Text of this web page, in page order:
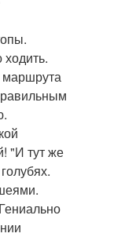
маршрута
"И тут же